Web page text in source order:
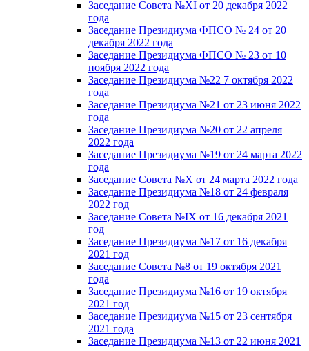
Заседание Совета №XI от 20 декабря 2022
года
Заседание Президиума ФПСО № 24 от 20
декабря 2022 года
Заседание Президиума ФПСО № 23 от 10
ноября 2022 года
Заседание Президиума №22 7 октября 2022
года
Заседание Президиума №21 от 23 июня 2022
года
Заседание Президиума №20 от 22 апреля
2022 года
Заседание Президиума №19 от 24 марта 2022
года
Заседание Совета №X от 24 марта 2022 года
Заседание Президиума №18 от 24 февраля
2022 год
Заседание Совета №IX от 16 декабря 2021
год
Заседание Президиума №17 от 16 декабря
2021 год
Заседание Совета №8 от 19 октября 2021
года
Заседание Президиума №16 от 19 октября
2021 год
Заседание Президиума №15 от 23 сентября
2021 года
Заседание Президиума №13 от 22 июня 2021